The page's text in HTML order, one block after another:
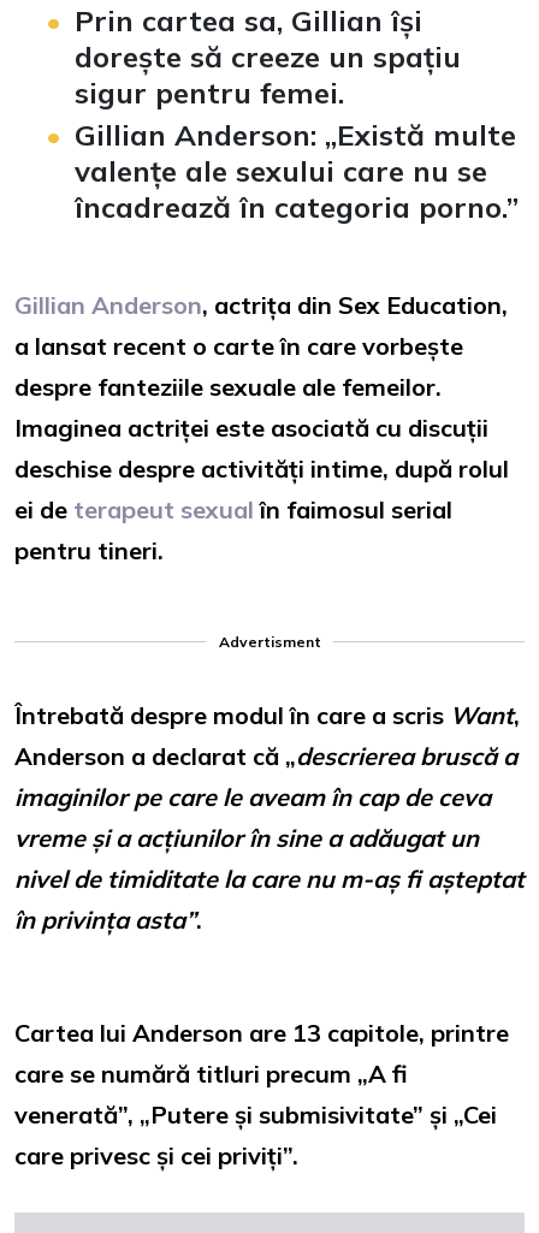
Prin cartea sa, Gillian își
dorește să creeze un spațiu
sigur pentru femei.
Gillian Anderson: „Există multe
valențe ale sexului care nu se
încadrează în categoria porno.”
Gillian Anderson, actrița din Sex Education,
a lansat recent o carte în care vorbește
despre fanteziile sexuale ale femeilor.
Imaginea actriței este asociată cu discuții
deschise despre activități intime, după rolul
ei de terapeut sexual în faimosul serial
pentru tineri.
Advertisment
Întrebată despre modul în care a scris Want,
Anderson a declarat că „descrierea bruscă a
imaginilor pe care le aveam în cap de ceva
vreme și a acțiunilor în sine a adăugat un
nivel de timiditate la care nu m-aș fi așteptat
în privința asta”.
Cartea lui Anderson are 13 capitole, printre
care se numără titluri precum „A fi
venerată”, „Putere și submisivitate” și „Cei
care privesc și cei priviți”.